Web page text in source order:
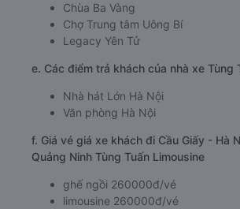
Chùa Ba Vàng
Chợ Trung tâm Uông Bí
Legacy Yên Tử
e. Các điểm trả khách của nhà xe Tùng
Nhà hát Lớn Hà Nội
Văn phòng Hà Nội
f. Giá vé giá xe khách đi Cầu Giấy - Hà
Quảng Ninh Tùng Tuấn Limousine
ghế ngồi 260000đ/vé
limousine 260000đ/vé